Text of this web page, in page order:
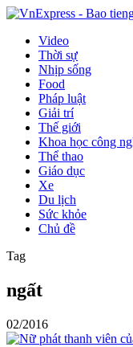
Video
Thời sự
Nhịp sống
Food
Pháp luật
Giải trí
Thế giới
Khoa học công
Thể thao
Giáo dục
Xe
Du lịch
Sức khỏe
Chủ đề
Tag
ngất
02/2016